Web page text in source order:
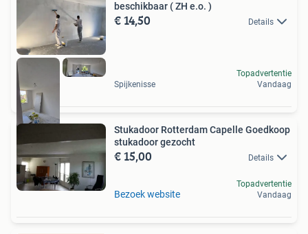
beschikbaar ( ZH e.o. )
€ 14,50 Details
Spijkenisse
Topadvertentie
Vandaag
Stukadoor Rotterdam Capelle Goedkoop
stukadoor gezocht
€ 15,00 Details
Bezoek website
Topadvertentie
Vandaag